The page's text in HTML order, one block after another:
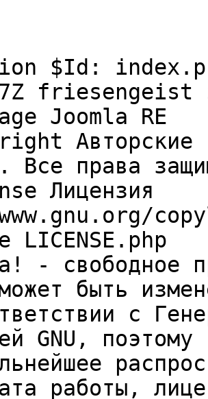
$Id:
friesengeist
Joomla RE
Авторские
Все права
Лицензия
LICENSE.php
- свободное
быть
с
GNU, поэтому
работы,